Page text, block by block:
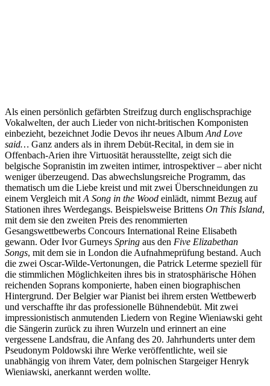
Als einen persönlich gefärbten Streifzug durch englischsprachige
Vokalwelten, der auch Lieder von nicht-britischen Komponisten
einbezieht, bezeichnet Jodie Devos ihr neues Album And Love
said… Ganz anders als in ihrem Debüt-Recital, in dem sie in
Offenbach-Arien ihre Virtuosität herausstellte, zeigt sich die
belgische Sopranistin im zweiten intimer, introspektiver – aber nicht
weniger überzeugend. Das abwechslungsreiche Programm, das
thematisch um die Liebe kreist und mit zwei Überschneidungen zu
einem Vergleich mit A Song in the Wood einlädt, nimmt Bezug auf
Stationen ihres Werdegangs. Beispielsweise Brittens On This Island,
mit dem sie den zweiten Preis des renommierten
Gesangswettbewerbs Concours International Reine Elisabeth
gewann. Oder Ivor Gurneys Spring aus den Five Elizabethan
Songs, mit dem sie in London die Aufnahmeprüfung bestand. Auch
die zwei Oscar-Wilde-Vertonungen, die Patrick Leterme speziell für
die stimmlichen Möglichkeiten ihres bis in stratosphärische Höhen
reichenden Soprans komponierte, haben einen biographischen
Hintergrund. Der Belgier war Pianist bei ihrem ersten Wettbewerb
und verschaffte ihr das professionelle Bühnendebüt. Mit zwei
impressionistisch anmutenden Liedern von Regine Wieniawski geht
die Sängerin zurück zu ihren Wurzeln und erinnert an eine
vergessene Landsfrau, die Anfang des 20. Jahrhunderts unter dem
Pseudonym Poldowski ihre Werke veröffentlichte, weil sie
unabhängig von ihrem Vater, dem polnischen Stargeiger Henryk
Wieniawski, anerkannt werden wollte.